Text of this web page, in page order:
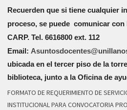
Recuerden que si tiene cualquier
proceso, se puede comunicar con
CARP. Tel. 6616800 ext. 112
Email:
ubicada en el tercer piso de la
biblioteca, junto a la Oficina de
FORMATO DE REQUERIMIENTO DE
INSTITUCIONAL PARA CONVOCATORIA